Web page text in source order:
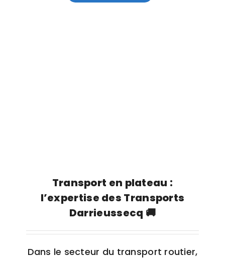
Transport en plateau :
l’expertise des Transports
Darrieussecq 🚚
Dans le secteur du transport routier,